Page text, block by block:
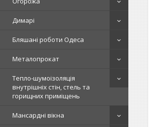
Димарі
Бляшані роботи Одеса
Металопрокат
Тепло-шумоізоляція
внутрішніх стін, стель та
горищних приміщень
Мансардні вікна